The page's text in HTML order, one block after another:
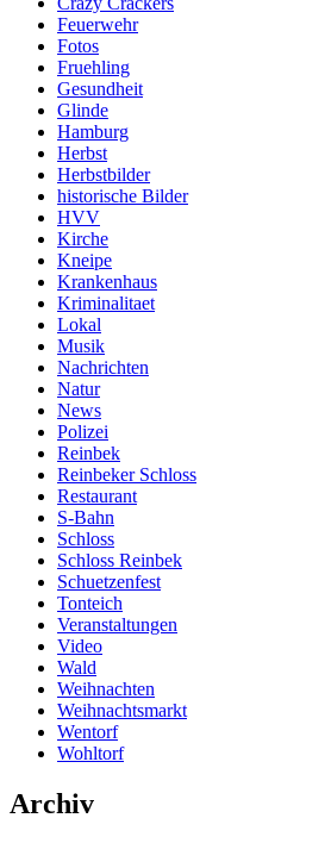
Feuerwehr
Fotos
Fruehling
Gesundheit
Glinde
Hamburg
Herbst
Herbstbilder
historische Bilder
HVV
Kirche
Kneipe
Krankenhaus
Kriminalitaet
Lokal
Musik
Nachrichten
Natur
News
Polizei
Reinbek
Reinbeker Schloss
Restaurant
S-Bahn
Schloss
Schloss Reinbek
Schuetzenfest
Tonteich
Veranstaltungen
Video
Wald
Weihnachten
Weihnachtsmarkt
Wentorf
Wohltorf
Archiv